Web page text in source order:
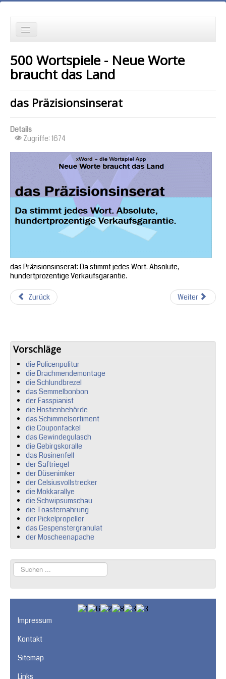
Wortspielgeschichten
die Ältesten zuerst
die meisten Zugriffe zuerst
zufällige Reihenfolge
500 Wortspiele - Neue Worte
braucht das Land
das Präzisionsinserat
Details
Zugriffe: 1674
das Präzisionsinserat: Da stimmt jedes Wort. Absolute,
hundertprozentige Verkaufsgarantie.
Zurück Weiter
Vorschläge
die Policenpolitur
die Drachmendemontage
die Schlundbrezel
das Semmelbonbon
der Fasspianist
die Hostienbehörde
das Schimmelsortiment
die Couponfackel
das Gewindegulasch
die Gebirgskoralle
das Rosinenfell
der Saftriegel
der Düsenimker
der Celsiusvollstrecker
die Mokkarallye
die Schwipsumschau
die Toasternahrung
der Pickelpropeller
das Gespenstergranulat
der Moscheenapache
Suchen
...
Impressum
Kontakt
Sitemap
Links